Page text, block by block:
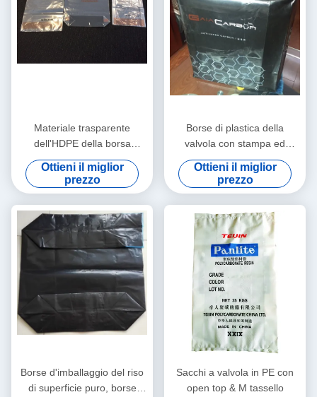
Materiale trasparente
dell'HDPE della borsa
laterale tubolare trasparente
del rinforzo, stampa del film
di BOPP
Ottieni il miglior
prezzo
Borse di plastica della
valvola con stampa ed
antiscorrimento neri per nero
di carbonio d'imballaggio
Ottieni il miglior
prezzo
Borse d'imballaggio del riso
di superficie puro, borse
Sacchi a valvola in PE con
open top & M tassello